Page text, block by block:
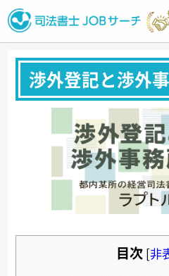
司
渉外登記と渉外
目次 [非